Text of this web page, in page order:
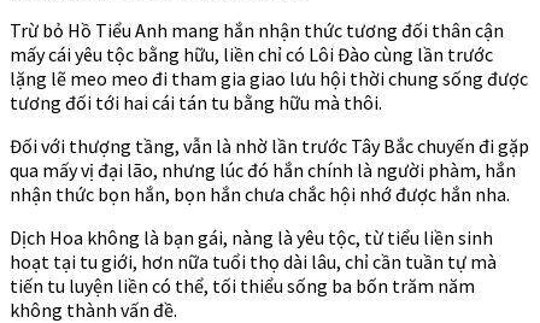
Trừ bỏ Hồ Tiểu Anh mang hắn nhận thức tương đối thân cận
mấy cái yêu tộc bằng hữu, liền chỉ có Lôi Đào cùng lần trước
lặng lẽ meo meo đi tham gia giao lưu hội thời chung sống được
tương đối tới hai cái tán tu bằng hữu mà thôi.
Đối với thượng tầng, vẫn là nhờ lần trước Tây Bắc chuyến đi gặp
qua mấy vị đại lão, nhưng lúc đó hắn chính là người phàm, hắn
nhận thức bọn hắn, bọn hắn chưa chắc hội nhớ được hắn nha.
Dịch Hoa không là bạn gái, nàng là yêu tộc, từ tiểu liền sinh
hoạt tại tu giới, hơn nữa tuổi thọ dài lâu, chỉ cần tuần tự mà
tiến tu luyện liền có thể, tối thiểu sống ba bốn trăm năm
không thành vấn đề.